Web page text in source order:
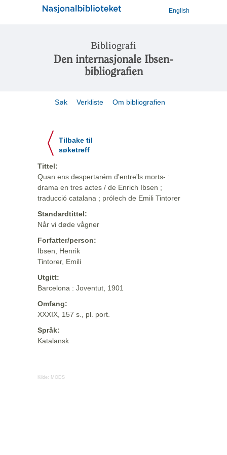
English
Bibliografi
Den internasjonale Ibsen-
bibliografien
Søk Verkliste Om bibliografien
Tilbake til
søketreff
Tittel:
Quan ens despertarém d'entre'ls morts- :
drama en tres actes / de Enrich Ibsen ;
traducció catalana ; prólech de Emili Tintorer
Standardtittel:
Når vi døde vågner
Forfatter/person:
Ibsen, Henrik
Tintorer, Emili
Utgitt:
Barcelona : Joventut, 1901
Omfang:
XXXIX, 157 s., pl. port.
Språk:
Katalansk
Kilde: MODS